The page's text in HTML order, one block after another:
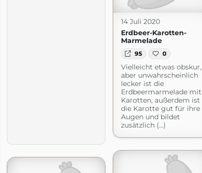
14 Juli 2020
Erdbeer-Karotten-
Marmelade
95 0
Vielleicht etwas obskur,
aber unwahrscheinlich
lecker ist die
Erdbeermarmelade mit
Karotten, außerdem ist
die Karotte gut für ihre
Augen und bildet
zusätzlich (...)